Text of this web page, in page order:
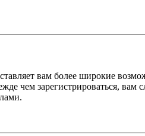
вам более широкие
чем зарегистрироваться, вам